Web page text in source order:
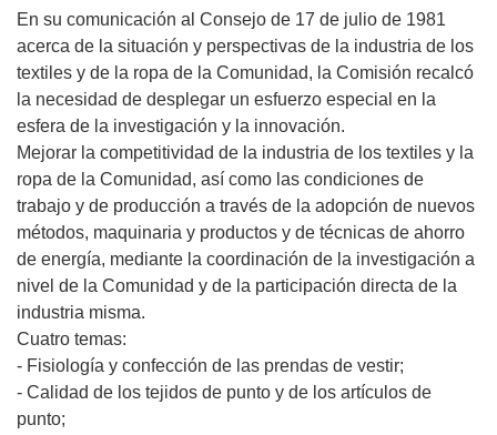
En su comunicación al Consejo de 17 de julio de 1981
acerca de la situación y perspectivas de la industria de los
textiles y de la ropa de la Comunidad, la Comisión recalcó
la necesidad de desplegar un esfuerzo especial en la
esfera de la investigación y la innovación.
Mejorar la competitividad de la industria de los textiles y la
ropa de la Comunidad, así como las condiciones de
trabajo y de producción a través de la adopción de nuevos
métodos, maquinaria y productos y de técnicas de ahorro
de energía, mediante la coordinación de la investigación a
nivel de la Comunidad y de la participación directa de la
industria misma.
Cuatro temas:
- Fisiología y confección de las prendas de vestir;
- Calidad de los tejidos de punto y de los artículos de
punto;